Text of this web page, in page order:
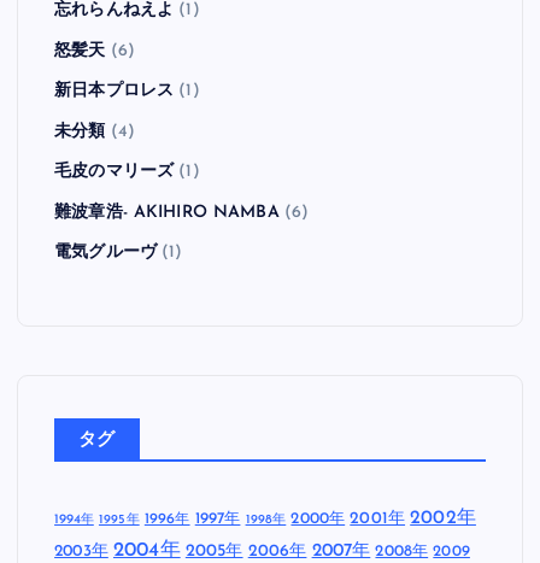
忘れらんねえよ (1)
怒髪天 (6)
新日本プロレス (1)
未分類 (4)
毛皮のマリーズ (1)
難波章浩- AKIHIRO NAMBA(6)
電気グルーヴ(1)
タグ
1994年 1995年 1996年 1997年 1998年 2000年 2001年 2002年
2003年 2004年 2005年 2006年 2007年 2008年 2009